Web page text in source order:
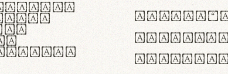
primis
et
rn m cl
Il1 Oo0